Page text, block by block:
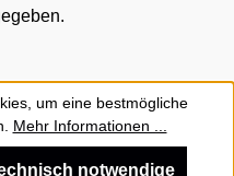
um eine bestmögliche
Mehr Informationen ...
notwendige